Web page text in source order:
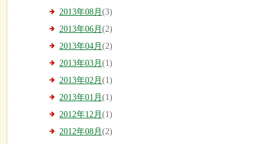
2013年08月 (3)
2013年06月 (2)
2013年04月 (2)
2013年03月 (1)
2013年02月 (1)
2013年01月 (1)
2012年12月 (1)
2012年08月 (2)